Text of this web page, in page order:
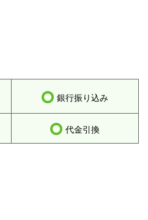
銀行振り込み
代金引換